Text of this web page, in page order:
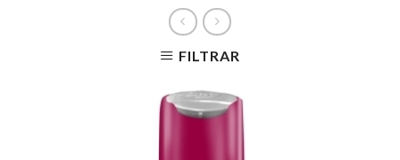
FILTRAR